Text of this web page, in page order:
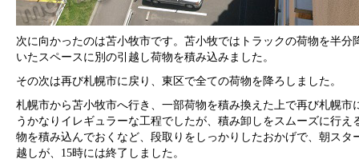
次に向かったのは苫小牧市です。苫小牧ではトラックの荷物を半分
いたスペースに別の引越し荷物を積み込みました。
その次は再び札幌市に戻り、東区で全ての荷物を降ろしました。
札幌市から苫小牧市へ行き、一部荷物を積み換えた上で再び札幌市
うかなりイレギュラーな工程でしたが、積み卸しをスムーズに行え
物を積み込んでおくなど、段取りをしっかりしたおかげで、朝スタ
越しが、15時には終了しました。